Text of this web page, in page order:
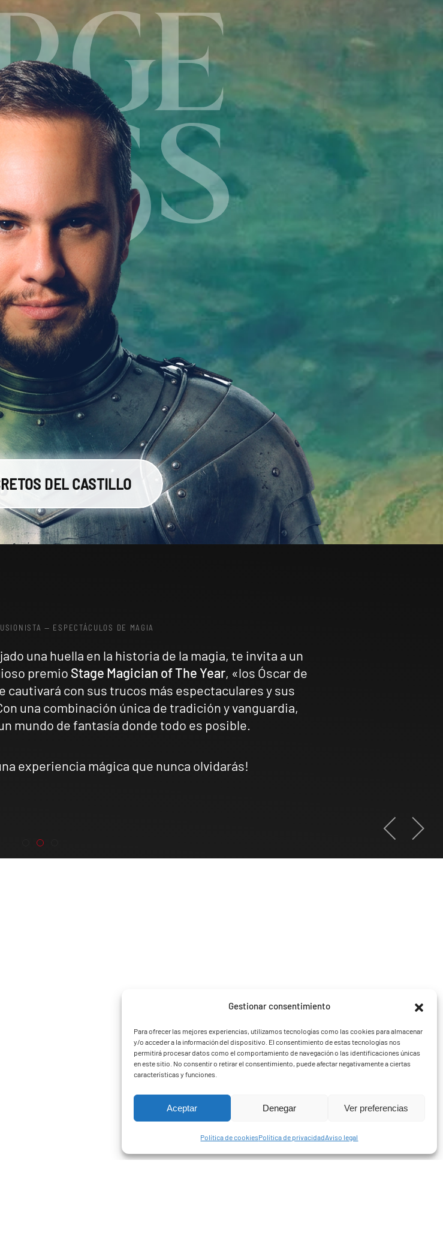
Gestionar consentimiento
Para ofrecer las mejores experiencias, utilizamos tecnologías como las cookies para almacenar
y/o acceder a la información del dispositivo. El consentimiento de estas tecnologías nos
permitirá procesar datos como el comportamiento de navegación o las identificaciones únicas
en este sitio. No consentir o retirar el consentimiento, puede afectar negativamente a ciertas
características y funciones.
Aceptar Denegar Ver preferencias
Política de cookiesPolítica de privacidadAviso legal
DEL CASTILLO
— ESPECTÁCULOS DE MAGIA
una huella en la historia de la magia, te invita a un
premio Stage Magician of The Year, «los Óscar de
cautivará con sus trucos más espectaculares y sus
una combinación única de tradición y vanguardia,
mundo de fantasía donde todo es posible.
experiencia mágica que nunca olvidarás!
FLIPAR
ILUSIONARTE